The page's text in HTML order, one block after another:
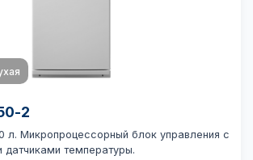
2
л. Микропроцессорный блок управления с
датчиками температуры.